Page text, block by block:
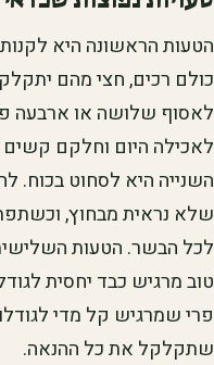
הטעות הראשונה היא
כולם רכים, חצי מהם
לאסוף שלושה או ארבעה
לאכילה היום וחלקם
השנייה היא לסחוט בכוח.
שלא נראית מבחוץ,
לכל הבשר. הטעות
טוב מרגיש כבד יחסית
פרי שמרגיש קל מדי
שתקלקל את כל ההנאה.